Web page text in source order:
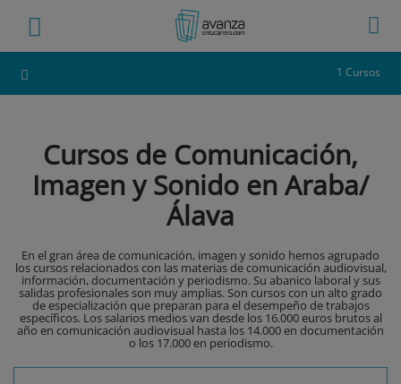
1 Cursos
Cursos de Comunicación,
Imagen y Sonido en Araba/
Álava
En el gran área de comunicación, imagen y sonido hemos agrupado
los cursos relacionados con las materias de comunicación audiovisual,
información, documentación y periodismo. Su abanico laboral y sus
salidas profesionales son muy amplias. Son cursos con un alto grado
de especialización que preparan para el desempeño de trabajos
específicos. Los salarios medios van desde los 16.000 euros brutos al
año en comunicación audiovisual hasta los 14.000 en documentación
o los 17.000 en periodismo.